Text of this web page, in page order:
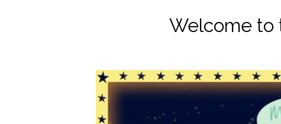
Welcome to